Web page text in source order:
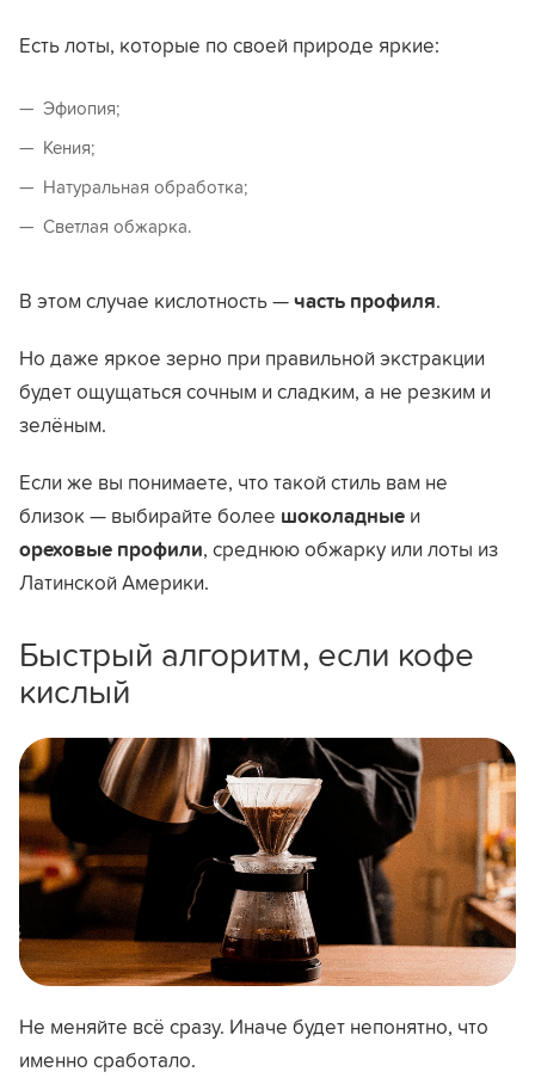
Есть лоты, которые по своей природе яркие:
Эфиопия;
Кения;
Натуральная обработка;
Светлая обжарка.
В этом случае кислотность — часть профиля.
Но даже яркое зерно при правильной экстракции
будет ощущаться сочным и сладким, а не резким и
зелёным.
Если же вы понимаете, что такой стиль вам не
близок — выбирайте более шоколадные и
ореховые профили, среднюю обжарку или лоты из
Латинской Америки.
Быстрый алгоритм, если кофе
кислый
Не меняйте всё сразу. Иначе будет непонятно, что
именно сработало.